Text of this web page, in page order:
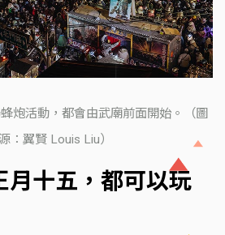
炮活動，都會由武廟前面開始。（圖
：翼賢 Louis Liu）
月十五，都可以玩